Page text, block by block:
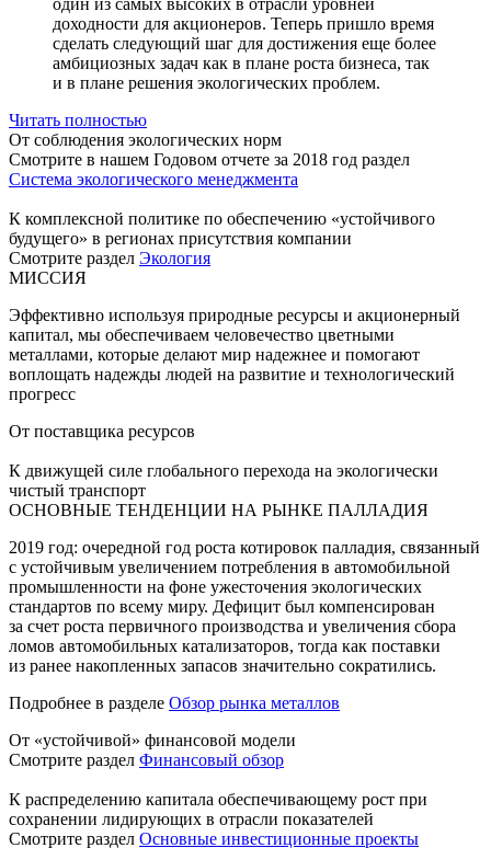
один из самых высоких в отрасли уровней
доходности для акционеров. Теперь пришло время
сделать следующий шаг для достижения еще более
амбициозных задач как в плане роста бизнеса, так
и в плане решения экологических проблем.
Читать полностью
От соблюдения экологических норм
Смотрите в нашем Годовом отчете за 2018 год раздел
Система экологического менеджмента
К комплексной политике по обеспечению «устойчивого
будущего» в регионах присутствия компании
Смотрите раздел Экология
МИССИЯ
Эффективно используя природные ресурсы и акционерный
капитал, мы обеспечиваем человечество цветными
металлами, которые делают мир надежнее и помогают
воплощать надежды людей на развитие и технологический
прогресс
От поставщика ресурсов
К движущей силе глобального перехода на экологически
чистый транспорт
ОСНОВНЫЕ ТЕНДЕНЦИИ НА РЫНКЕ ПАЛЛАДИЯ
2019 год: очередной год роста котировок палладия, связанный
с устойчивым увеличением потребления в автомобильной
промышленности на фоне ужесточения экологических
стандартов по всему миру. Дефицит был компенсирован
за счет роста первичного производства и увеличения сбора
ломов автомобильных катализаторов, тогда как поставки
из ранее накопленных запасов значительно сократились.
Подробнее в разделе Обзор рынка металлов
От «устойчивой» финансовой модели
Смотрите раздел Финансовый обзор
К распределению капитала обеспечивающему рост при
сохранении лидирующих в отрасли показателей
Смотрите раздел Основные инвестиционные проекты